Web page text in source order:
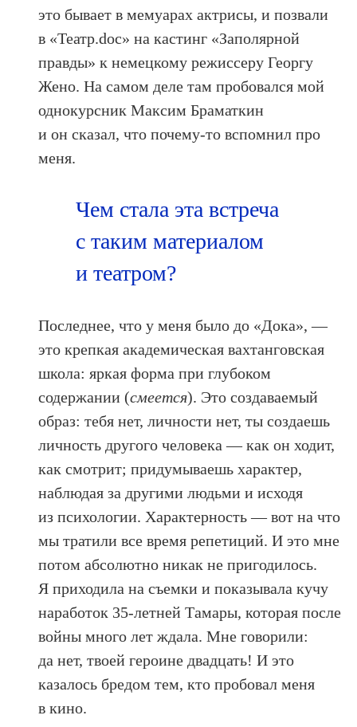
это бывает в мемуарах актрисы, и позвали
в «Театр.doc» на кастинг «Заполярной
правды» к немецкому режиссеру Георгу
Жено. На самом деле там пробовался мой
однокурсник Максим Браматкин
и он сказал, что почему-то вспомнил про
меня.
Чем стала эта встреча
с таким материалом
и театром?
Последнее, что у меня было до «Дока», —
это крепкая академическая вахтанговская
школа: яркая форма при глубоком
содержании (смеется). Это создаваемый
образ: тебя нет, личности нет, ты создаешь
личность другого человека — как он ходит,
как смотрит; придумываешь характер,
наблюдая за другими людьми и исходя
из психологии. Характерность — вот на что
мы тратили все время репетиций. И это мне
потом абсолютно никак не пригодилось.
Я приходила на съемки и показывала кучу
наработок 35-летней Тамары, которая после
войны много лет ждала. Мне говорили:
да нет, твоей героине двадцать! И это
казалось бредом тем, кто пробовал меня
в кино.